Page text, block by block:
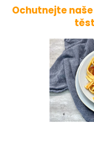
Ochutnejte naše